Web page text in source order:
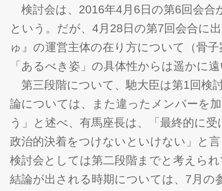
検討会は、2016年4月6日の第6回会合
という。だが、4月28日の第7回会合に
ゅ』の運営主体の在り方について（骨
「あるべき姿」の具体性からは遥かに
第三段階について、馳大臣は第1回検
論については、また違ったメンバーを
う」と述べ、有馬座長は、「最終的に
政治的決着をつけないといけない」と
検討会としては第二段階までと考えら
結論が出される時期については、7月の